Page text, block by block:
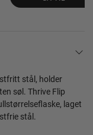
stål, holder
søl. Thrive Flip
laget
stål.